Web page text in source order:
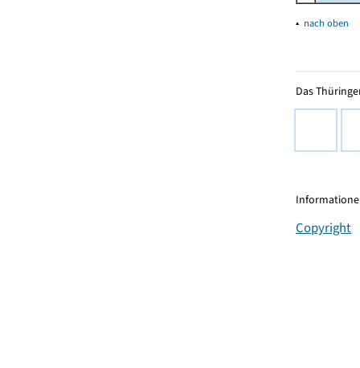
▴ nach oben
Das
Copyright